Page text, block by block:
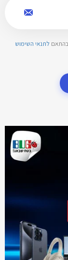
בהתאם לתנאי השימוש